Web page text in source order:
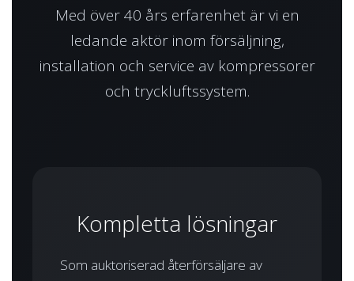
Med över 40 års erfarenhet är vi en
ledande aktör inom försäljning,
installation och service av kompressorer
och tryckluftssystem.
Kompletta lösningar
Som auktoriserad återförsäljare av